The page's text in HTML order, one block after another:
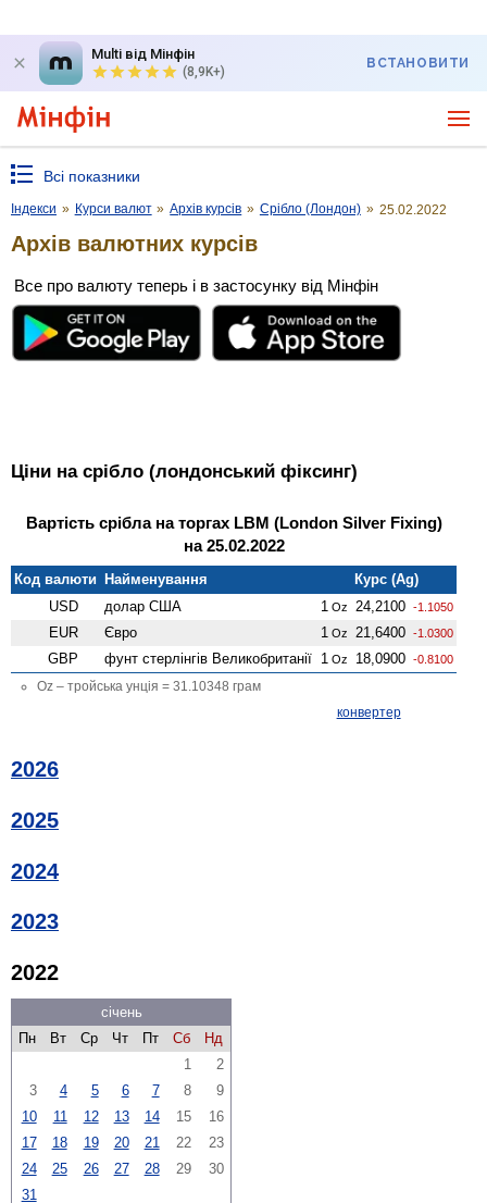
Multi від Мінфін
(8,9K+)
ВСТАНОВИТИ
Всі показники
Індекси » Курси валют » Архів курсів » Срібло (Лондон) » 25.02.2022
Архів валютних курсів
Все про валюту теперь і в застосунку від Мінфін
Ціни на срібло (лондонський фіксинг)
Вартість срібла на торгах LBM (London Silver Fixing)
на 25.02.2022
Код валюти Найменування
Курс (Ag)
USD
долар США 1 Oz 24,2100 -1.1050
EUR Євро 1 Oz 21,6400 -1.0300
GBP фунт стерлінгів Велико­британії 1 Oz 18,0900 -0.8100
Oz – тройська унція = 31.10348 грам
конвертер
2026
2025
2024
2023
2022
січень
Пн
Вт Ср Чт Пт Сб
Нд
1
2
3
4 5 6 7 8
9
10
11 12 13 14 15
16
17
18 19 20 21 22
23
24
25 26 27 28 29
30
31